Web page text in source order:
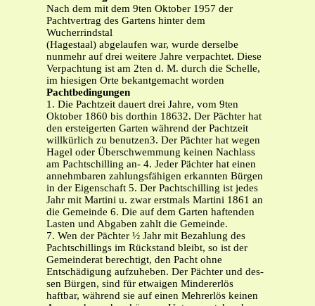
Nach dem mit dem 9ten Oktober 1957 der
Pachtvertrag des Gartens hinter dem
Wucherrindstal
(Hagestaal) abgelaufen war, wurde derselbe
nunmehr auf drei weitere Jahre verpachtet. Diese
Verpachtung ist am 2ten d. M. durch die Schelle,
im hiesigen Orte bekantgemacht worden
Pachtbedingungen
1. Die Pachtzeit dauert drei Jahre, vom 9ten
Oktober 1860 bis dorthin 18632. Der Pächter hat
den ersteigerten Garten während der Pachtzeit
willkürlich zu benutzen3. Der Pächter hat wegen
Hagel oder Überschwemmung keinen Nachlass
am Pachtschilling an- 4. Jeder Pächter hat einen
annehmbaren zahlungsfähigen erkannten Bürgen
in der Eigenschaft 5. Der Pachtschilling ist jedes
Jahr mit Martini u. zwar erstmals Martini 1861 an
die Gemeinde 6. Die auf dem Garten haftenden
Lasten und Abgaben zahlt die Gemeinde.
7. Wen der Pächter ½ Jahr mit Bezahlung des
Pachtschillings im Rückstand bleibt, so ist der
Gemeinderat berechtigt, den Pacht ohne
Entschädigung aufzuheben. Der Pächter und des-
sen Bürgen, sind für etwaigen Mindererlös
haftbar, während sie auf einen Mehrerlös keinen